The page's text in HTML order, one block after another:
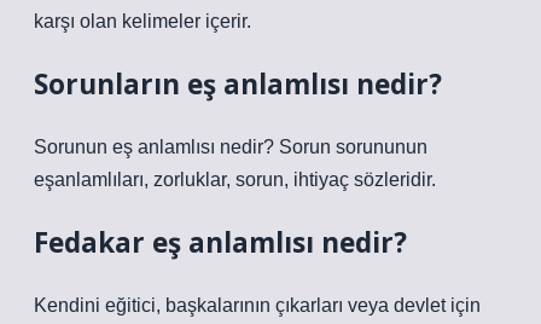
karşı olan kelimeler içerir.
Sorunların eş anlamlısı nedir?
Sorunun eş anlamlısı nedir? Sorun sorununun
eşanlamlıları, zorluklar, sorun, ihtiyaç sözleridir.
Fedakar eş anlamlısı nedir?
Kendini eğitici, başkalarının çıkarları veya devlet için